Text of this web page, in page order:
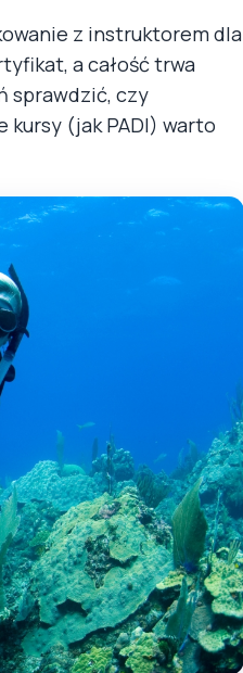
z instruktorem dla
a całość trwa
sprawdzić, czy
kursy (jak PADI) warto